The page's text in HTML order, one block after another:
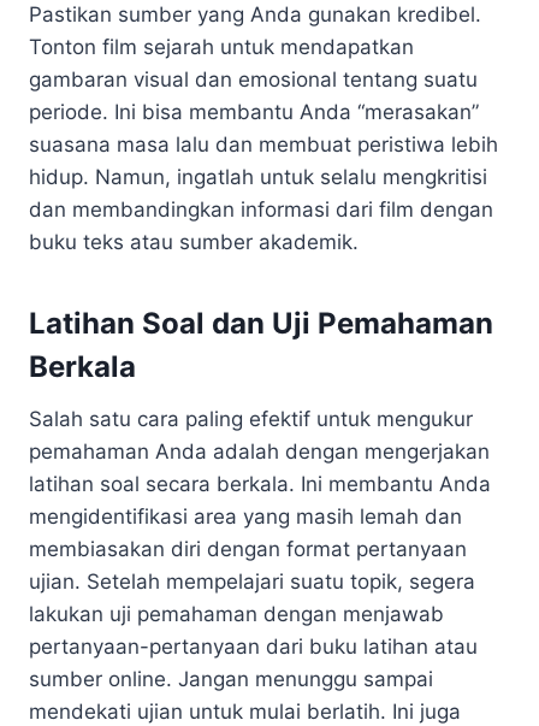
Pastikan sumber yang Anda gunakan kredibel.
Tonton film sejarah untuk mendapatkan
gambaran visual dan emosional tentang suatu
periode. Ini bisa membantu Anda “merasakan”
suasana masa lalu dan membuat peristiwa lebih
hidup. Namun, ingatlah untuk selalu mengkritisi
dan membandingkan informasi dari film dengan
buku teks atau sumber akademik.
Latihan Soal dan Uji Pemahaman
Berkala
Salah satu cara paling efektif untuk mengukur
pemahaman Anda adalah dengan mengerjakan
latihan soal secara berkala. Ini membantu Anda
mengidentifikasi area yang masih lemah dan
membiasakan diri dengan format pertanyaan
ujian. Setelah mempelajari suatu topik, segera
lakukan uji pemahaman dengan menjawab
pertanyaan-pertanyaan dari buku latihan atau
sumber online. Jangan menunggu sampai
mendekati ujian untuk mulai berlatih. Ini juga